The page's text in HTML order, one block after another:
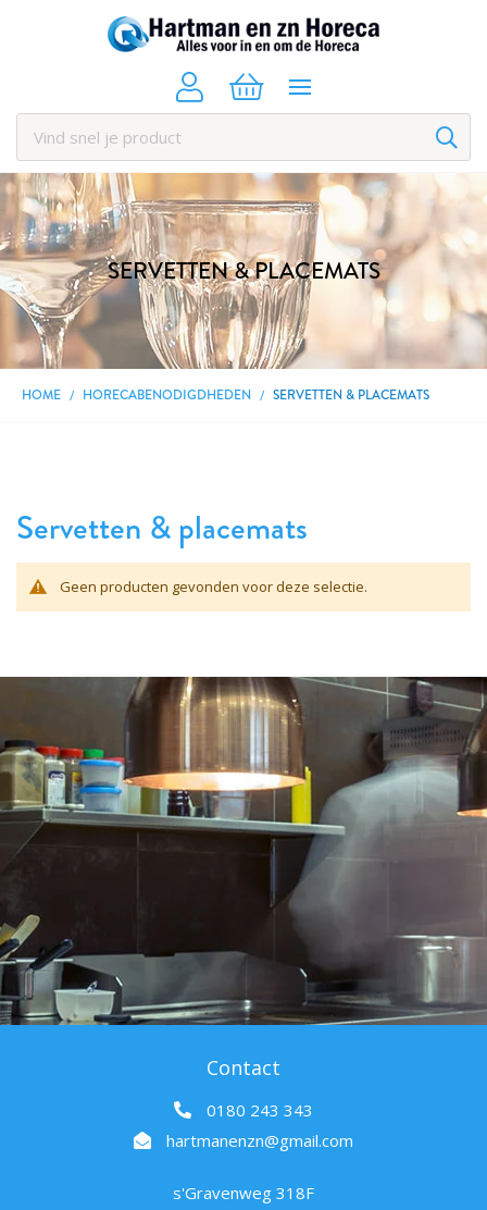
SERVETTEN & PLACEMATS
HOME HORECABENODIGDHEDEN SERVETTEN & PLACEMATS
Servetten & placemats
Geen producten gevonden voor deze selectie.
Contact
0180 243 343
hartmanenzn@gmail.com
s'Gravenweg 318F